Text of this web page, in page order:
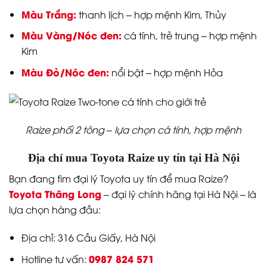
Màu Trắng: thanh lịch – hợp mệnh Kim, Thủy
Màu Vàng/Nóc đen: cá tính, trẻ trung – hợp mệnh
Kim
Màu Đỏ/Nóc đen: nổi bật – hợp mệnh Hỏa
Raize phối 2 tông – lựa chọn cá tính, hợp mệnh
Địa chỉ mua Toyota Raize uy tín tại Hà Nội
Bạn đang tìm đại lý Toyota uy tín để mua Raize?
Toyota Thăng Long– đại lý chính hãng tại Hà Nội – là
lựa chọn hàng đầu:
Địa chỉ: 316 Cầu Giấy, Hà Nội
Hotline tư vấn: 0987 824 571